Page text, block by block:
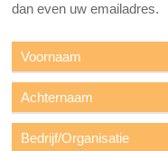
dan even uw emailadres.